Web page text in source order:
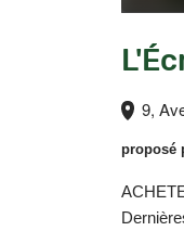
9,
proposé